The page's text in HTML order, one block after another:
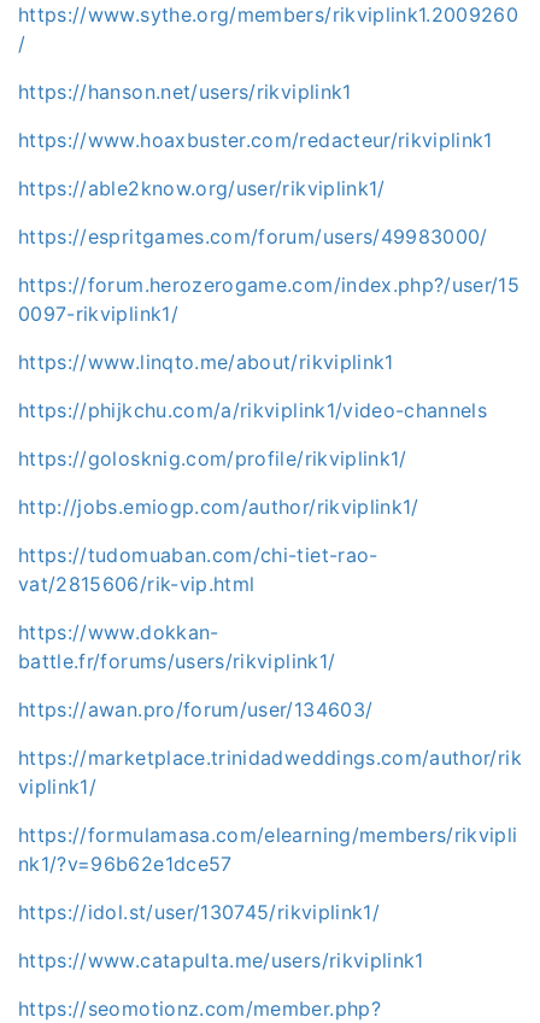
https://www.sythe.org/members/rikviplink1.2009260
/
https://hanson.net/users/rikviplink1
https://www.hoaxbuster.com/redacteur/rikviplink1
https://able2know.org/user/rikviplink1/
https://espritgames.com/forum/users/49983000/
https://forum.herozerogame.com/index.php?/user/15
0097-rikviplink1/
https://www.linqto.me/about/rikviplink1
https://phijkchu.com/a/rikviplink1/video-channels
https://golosknig.com/profile/rikviplink1/
http://jobs.emiogp.com/author/rikviplink1/
https://tudomuaban.com/chi-tiet-rao-
vat/2815606/rik-vip.html
https://www.dokkan-
battle.fr/forums/users/rikviplink1/
https://awan.pro/forum/user/134603/
https://marketplace.trinidadweddings.com/author/rik
viplink1/
https://formulamasa.com/elearning/members/rikvipli
nk1/?v=96b62e1dce57
https://idol.st/user/130745/rikviplink1/
https://www.catapulta.me/users/rikviplink1
https://seomotionz.com/member.php?